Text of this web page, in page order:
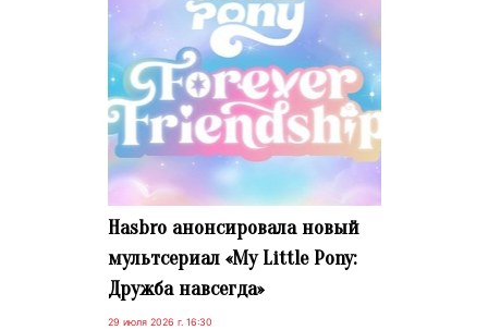
Hasbro анонсировала новый
мультсериал «My Little Pony:
Дружба навсегда»
29 июля 2026 г. 16:30